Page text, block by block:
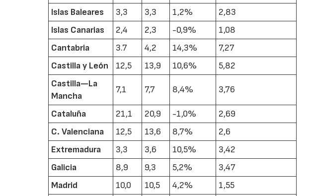
Islas Baleares
3,3 3,3 1,2%
2,83
Islas Canarias
2,4 2,3 -0,9%
1,08
Cantabria
3.7 4,2 14,3%
7,27
Castilla y León
12,5 13,9 10,6%
5,82
Castilla—La
Mancha
7,1 7,7 8,4% 3,76
Cataluña 21,1 20,9 -1,0%
2,69
C. Valenciana
12,5 13,6 8,7%
2,6
Extremadura
3,3 3,6 10,5%
3,42
Galicia
8,9 9,3 5,2%
3,47
Madrid
10,0 10,5 4,2%
1,55